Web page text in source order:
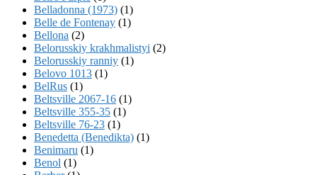
Belladonna (1973) (1)
Belle de Fontenay (1)
Bellona (2)
Belorusskiy krakhmalistyi (2)
Belorusskiy ranniy (1)
Belovo 1013 (1)
BelRus (1)
Beltsville 2067-16 (1)
Beltsville 355-35 (1)
Beltsville 76-23 (1)
Benedetta (Benedikta) (1)
Benimaru (1)
Benol (1)